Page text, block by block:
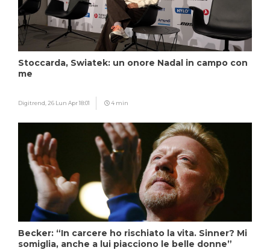
Stoccarda, Swiatek: un onore Nadal in campo con
me
Digitrend, 26 Lun Apr 18:01 4 min
Becker: “In carcere ho rischiato la vita. Sinner? Mi
somiglia, anche a lui piacciono le belle donne”